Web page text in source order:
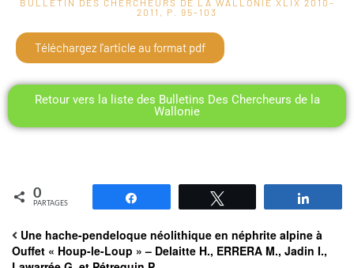
2011, P. 95-103
Téléchargez l'article au format pdf
Retour vers la liste des Bulletins Des Chercheurs de la
Wallonie
0
PARTAGES
Une hache-pendeloque néolithique en néphrite alpine à
Ouffet « Houp-le-Loup » – Delaitte H., ERRERA M., Jadin I.,